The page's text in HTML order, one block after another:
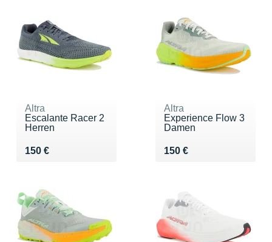
Altra
Escalante Racer 2
Herren
150 €
Vendu 150 €
Altra
Experience Flow 3
Damen
150 €
Vendu 150 €